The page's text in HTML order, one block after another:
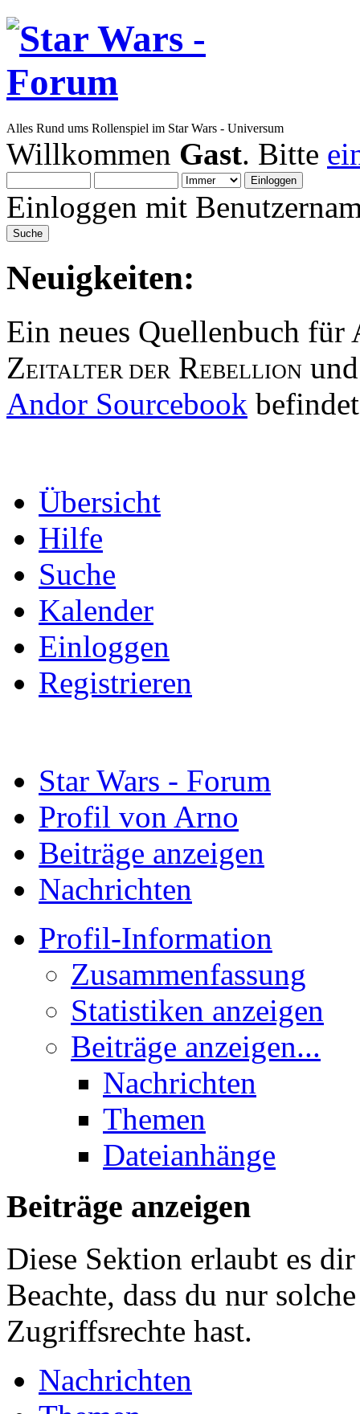
Alles Rund ums Rollenspiel im Star Wars - Universum
Willkommen Gast. Bitte
Einloggen mit
Neuigkeiten:
Ein neues Quellenbuch für
ZEITALTER DER REBELLION
Andor Sourcebook
Übersicht
Hilfe
Suche
Kalender
Einloggen
Registrieren
Star Wars - Forum
Profil von Arno
Beiträge anzeigen
Nachrichten
Profil-Information
Zusammenfassung
Statistiken anzeigen
Beiträge anzeigen...
Nachrichten
Themen
Dateianhänge
Beiträge anzeigen
Diese Sektion erlaubt es
Beachte, dass du nur
Zugriffsrechte hast.
Nachrichten